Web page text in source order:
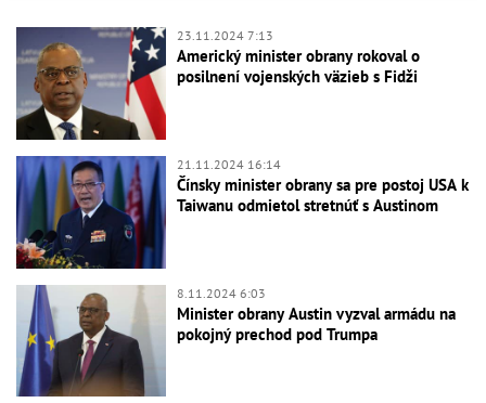
23.11.2024 7:13
Americký minister obrany rokoval o
posilnení vojenských väzieb s Fidži
21.11.2024 16:14
Čínsky minister obrany sa pre postoj USA k
Taiwanu odmietol stretnúť s Austinom
8.11.2024 6:03
Minister obrany Austin vyzval armádu na
pokojný prechod pod Trumpa